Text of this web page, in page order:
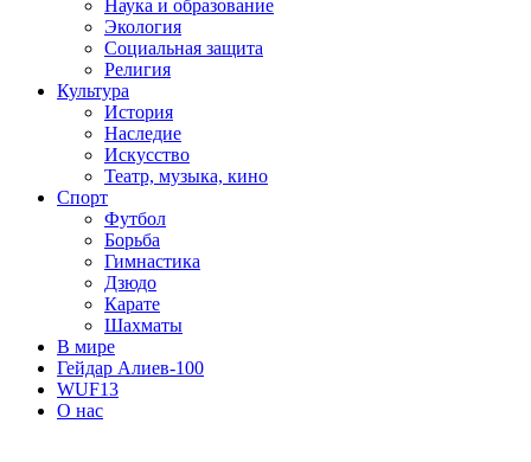
Наука и образование
Экология
Социальная защита
Религия
Культура
История
Наследие
Искусство
Театр, музыка, кино
Спорт
Футбол
Борьба
Гимнастика
Дзюдо
Карате
Шахматы
В мире
Гейдар Алиев-100
WUF13
О нас